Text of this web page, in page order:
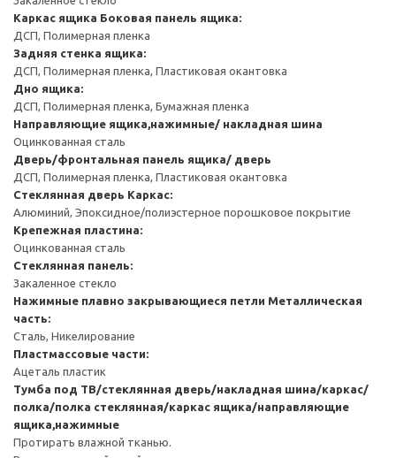
Каркас ящика Боковая панель ящика:
ДСП, Полимерная пленка
Задняя стенка ящика:
ДСП, Полимерная пленка, Пластиковая окантовка
Дно ящика:
ДСП, Полимерная пленка, Бумажная пленка
Направляющие ящика,нажимные/ накладная шина
Оцинкованная сталь
Дверь/фронтальная панель ящика/ дверь
ДСП, Полимерная пленка, Пластиковая окантовка
Стеклянная дверь Каркас:
Алюминий, Эпоксидное/полиэстерное порошковое покрытие
Крепежная пластина:
Оцинкованная сталь
Стеклянная панель:
Закаленное стекло
Нажимные плавно закрывающиеся петли Металлическая
часть:
Сталь, Никелирование
Пластмассовые части:
Ацеталь пластик
Тумба под ТВ/стеклянная дверь/накладная шина/каркас/
полка/полка стеклянная/каркас ящика/направляющие
ящика,нажимные
Протирать влажной тканью.